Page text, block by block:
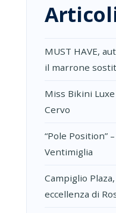
MUST HAVE,
il marrone
Miss Bikini
Cervo
“Pole Position”
Ventimiglia
Campiglio
eccellenza di